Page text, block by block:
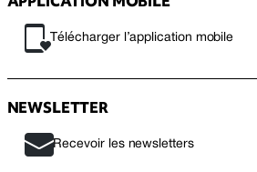
Télécharger l’application mobile
NEWSLETTER
Recevoir les newsletters